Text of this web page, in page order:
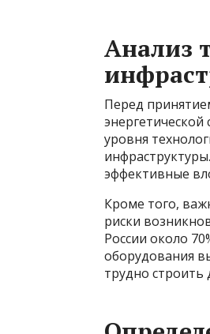
Анализ
Перед
уровня
эффективные
Кроме того,
риски
России около
оборудования
трудно строить